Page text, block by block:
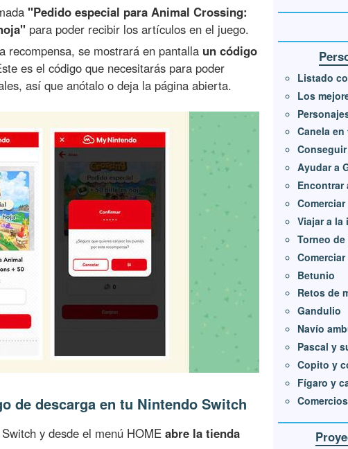
"Pedido especial para Animal Crossing:
para poder recibir los artículos en el juego.
recompensa, se mostrará en pantalla un código
es el código que necesitarás para poder
así que anótalo o deja la página abierta.
de descarga en tu Nintendo Switch
y desde el menú HOME abre la tienda
Listado
Los
Canela
Ayudar a
Encontrar
Viajar a la
Torneo
Betunio
Retos de
Gandulio
Navío
Pascal y
Copito y
Fígaro y